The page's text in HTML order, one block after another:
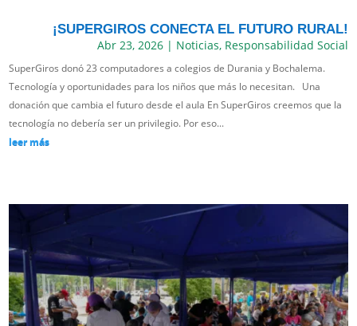
¡SUPERGIROS CONECTA EL FUTURO RURAL!
Abr 23, 2026| Noticias, Responsabilidad Social
SuperGiros donó 23 computadores a colegios de Durania y Bochalema.
Tecnología y oportunidades para los niños que más lo necesitan. Una
donación que cambia el futuro desde el aula En SuperGiros creemos que la
tecnología no debería ser un privilegio. Por eso...
leer más